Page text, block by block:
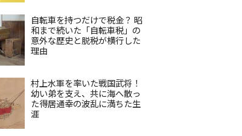
自転車を持つだけで税金？ 昭
和まで続いた「自転車税」の
意外な歴史と脱税が横行した
理由
村上水軍を率いた戦国武将！
幼い弟を支え、共に海へ散っ
た得居通幸の波乱に満ちた生
涯